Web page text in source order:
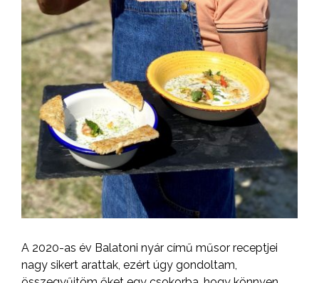
A 2020-as év Balatoni nyár című műsor receptjei
nagy sikert arattak, ezért úgy gondoltam,